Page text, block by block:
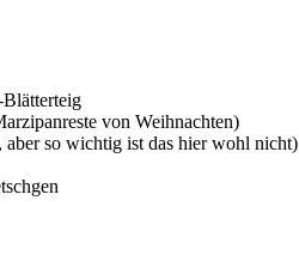
von Weihnachten)
aber so wichtig ist das hier wohl nicht)